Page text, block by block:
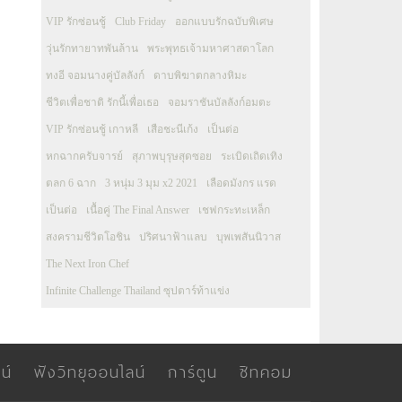
VIP รักซ่อนชู้ Club Friday ออกแบบรักฉบับพิเศษ
วุ่นรักทายาทพันล้าน พระพุทธเจ้ามหาศาสดาโลก
ทงอี จอมนางคู่บัลลังก์ ดาบพิฆาตกลางหิมะ
ชีวิตเพื่อชาติ รักนี้เพื่อเธอ จอมราชันบัลลังก์อมตะ
VIP รักซ่อนชู้ เกาหลี เสือชะนีเก้ง เป็นต่อ
หกฉากครับจารย์ สุภาพบุรุษสุดซอย ระเบิดเถิดเทิง
ตลก 6 ฉาก 3 หนุ่ม 3 มุม x2 2021 เลือดมังกร แรด
เป็นต่อ เนื้อคู่ The Final Answer เชฟกระทะเหล็ก
สงครามชีวิตโอชิน ปริศนาฟ้าแลบ บุพเพสันนิวาส
The Next Iron Chef
Infinite Challenge Thailand ซุปตาร์ท้าแข่ง
ฟังวิทยุออนไลน์ การ์ตูน ซิทคอม